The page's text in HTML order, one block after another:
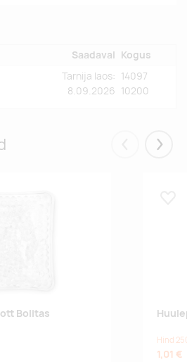
Saadaval Kogus
Tarnija laos:
8.09.2026
14097
10200
Eelmised
Bolitas
Hind
1,01 €